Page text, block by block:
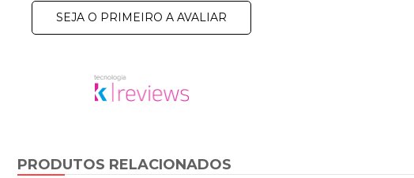
SEJA O PRIMEIRO A AVALIAR
PRODUTOS RELACIONADOS